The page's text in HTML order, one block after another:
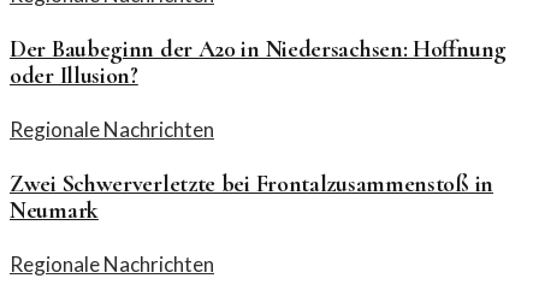
Der Baubeginn der A20 in Niedersachsen: Hoffnung
oder Illusion?
Regionale Nachrichten
Zwei Schwerverletzte bei Frontalzusammenstoß in
Neumark
Regionale Nachrichten